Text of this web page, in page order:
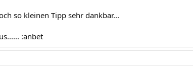
so kleinen Tipp sehr dankbar...
:anbet